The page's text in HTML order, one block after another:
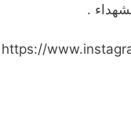
.
https://